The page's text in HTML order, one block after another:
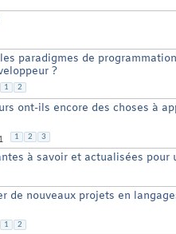
paradigmes de
?
1 2
ont-ils encore des choses à
1 2 3
à savoir et actualisées pour
de nouveaux projets en
1 2